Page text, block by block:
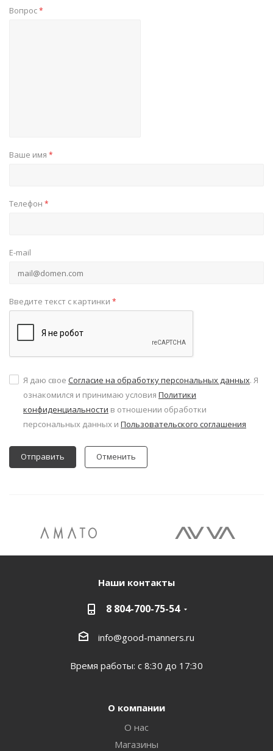
Вопрос*
Ваше имя *
Телефон *
E-mail
Введите текст с картинки *
Я даю свое Согласие на обработку персональных данных. Я
ознакомился и принимаю условия Политики
конфиденциальности в отношении обработки
персональных данных и Пользовательского соглашения
Отменить
Наши контакты
8 804-700-75-54
info@good-manners.ru
Время работы: с 8:30 до 17:30
О компании
О нас
Магазины